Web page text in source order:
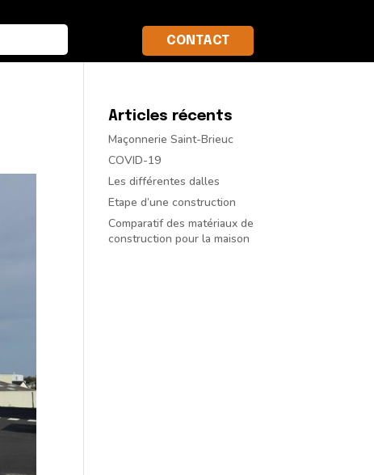
CONTACT
Articles récents
Maçonnerie Saint-Brieuc
COVID-19
Les différentes dalles
Etape d’une construction
Comparatif des matériaux de
construction pour la maison